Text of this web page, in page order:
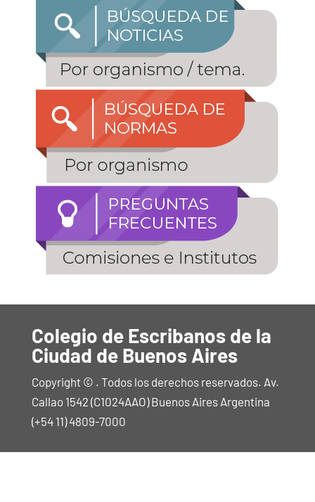
Colegio de Escribanos de la
Ciudad de Buenos Aires
Copyright © . Todos los derechos reservados. Av.
Callao 1542 (C1024AAO) Buenos Aires Argentina
(+54 11) 4809-7000